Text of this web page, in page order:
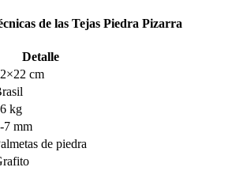
de las Tejas Piedra Pizarra
Detalle
cm
kg
7 mm
de piedra